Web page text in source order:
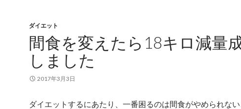
ダイエット
間食を変えたら18キロ減量
しました
2017年3月3日
ダイエットするにあたり、一番困るのは間食がやめられない